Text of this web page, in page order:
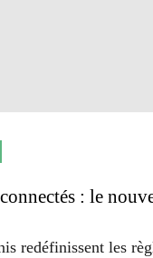
: le
redéfinissent les